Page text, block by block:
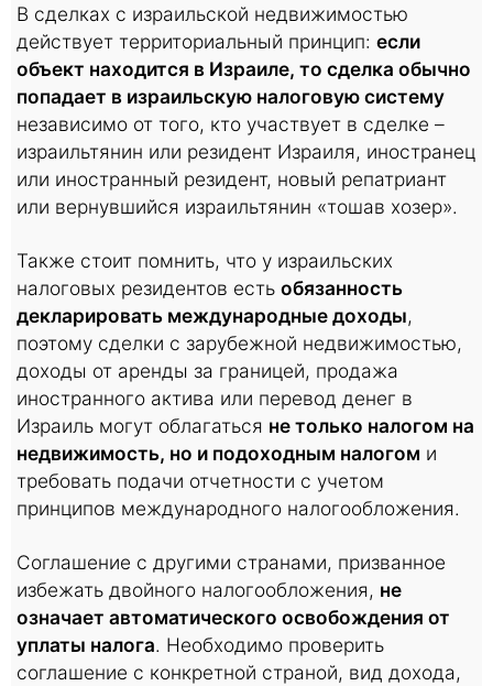
В сделках с израильской недвижимостью
действует территориальный принцип: если
объект находится в Израиле, то сделка обычно
попадает в израильскую налоговую систему
независимо от того, кто участвует в сделке –
израильтянин или резидент Израиля, иностранец
или иностранный резидент, новый репатриант
или вернувшийся израильтянин «тошав хозер».
Также стоит помнить, что у израильских
налоговых резидентов есть обязанность
декларировать международные доходы,
поэтому сделки с зарубежной недвижимостью,
доходы от аренды за границей, продажа
иностранного актива или перевод денег в
Израиль могут облагаться не только налогом на
недвижимость, но и подоходным налогом и
требовать подачи отчетности с учетом
принципов международного налогообложения.
Соглашение с другими странами, призванное
избежать двойного налогообложения, не
означает автоматического освобождения от
уплаты налога. Необходимо проверить
соглашение с конкретной страной, вид дохода,